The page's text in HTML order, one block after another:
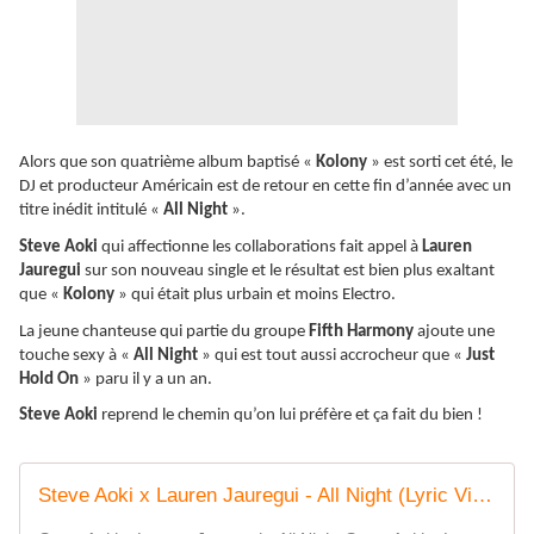
Alors que son quatrième album baptisé « Kolony » est sorti cet été, le
DJ et producteur Américain est de retour en cette fin d’année avec un
titre inédit intitulé « All Night ».
Steve Aoki qui affectionne les collaborations fait appel à Lauren
Jauregui sur son nouveau single et le résultat est bien plus exaltant
que « Kolony » qui était plus urbain et moins Electro.
La jeune chanteuse qui partie du groupe Fifth Harmony ajoute une
touche sexy à « All Night » qui est tout aussi accrocheur que « Just
Hold On » paru il y a un an.
Steve Aoki reprend le chemin qu’on lui préfère et ça fait du bien !
Steve Aoki x Lauren Jauregui - All Night (Lyric Video) [Ultra Music]